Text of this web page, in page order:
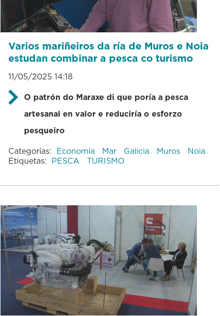
Varios mariñeiros da ría de Muros e Noia
estudan combinar a pesca co turismo
11/05/2025 14:18
O patrón do Maraxe di que poría a pesca
artesanal en valor e reduciría o esforzo
pesqueiro
Categorías: Economía Mar Galicia Muros
Noia
Etiquetas: PESCA TURISMO